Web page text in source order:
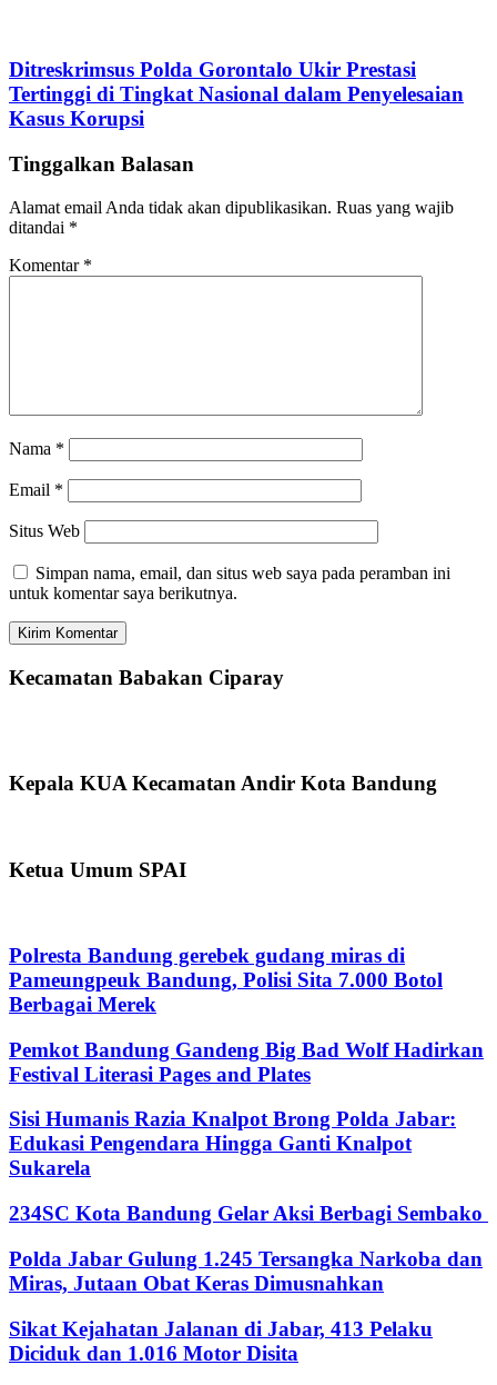
Ditreskrimsus Polda Gorontalo Ukir Prestasi
Tertinggi di Tingkat Nasional dalam Penyelesaian
Kasus Korupsi
Tinggalkan Balasan
Alamat email Anda tidak akan dipublikasikan. Ruas yang wajib
ditandai *
Komentar *
Nama *
Email *
Situs Web
Simpan nama, email, dan situs web saya pada peramban ini
untuk komentar saya berikutnya.
Kecamatan Babakan Ciparay
Kepala KUA Kecamatan Andir Kota Bandung
Ketua Umum SPAI
Polresta Bandung gerebek gudang miras di
Pameungpeuk Bandung, Polisi Sita 7.000 Botol
Berbagai Merek
Pemkot Bandung Gandeng Big Bad Wolf Hadirkan
Festival Literasi Pages and Plates
Sisi Humanis Razia Knalpot Brong Polda Jabar:
Edukasi Pengendara Hingga Ganti Knalpot
Sukarela
234SC Kota Bandung Gelar Aksi Berbagi Sembako
Polda Jabar Gulung 1.245 Tersangka Narkoba dan
Miras, Jutaan Obat Keras Dimusnahkan
Sikat Kejahatan Jalanan di Jabar, 413 Pelaku
Diciduk dan 1.016 Motor Disita